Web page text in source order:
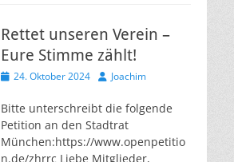
Rettet unseren Verein –
Eure Stimme zählt!
Veröffentlicht
24. Oktober 2024 AutorJoachim
Bitte unterschreibt die folgende
Petition an den Stadtrat
München:https://www.openpetitio
n.de/zhrrc Liebe Mitglieder,